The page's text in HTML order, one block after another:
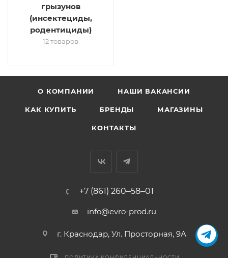
грызунов
(инсектециды,
родентициды)
12 товаров
О КОМПАНИИ НАШИ ВАКАНСИИ
КАК КУПИТЬ БРЕНДЫ МАГАЗИНЫ
КОНТАКТЫ
+7 (861) 260‒58‒01
info@evro-prod.ru
г. Краснодар, ​Ул. Просторная, 9А